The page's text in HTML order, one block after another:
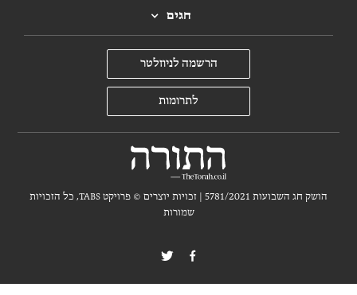
חגים
הרשמה לניוזלטר
לתרומות
הושק חג השבועות 5781/2021 | זכויות יוצרים ©
פרויקט TABS, כל הזכויות
שמורות